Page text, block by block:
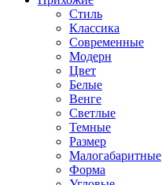
Стиль
Классика
Современные
Модерн
Цвет
Белые
Венге
Светлые
Темные
Размер
Малогабаритные
Форма